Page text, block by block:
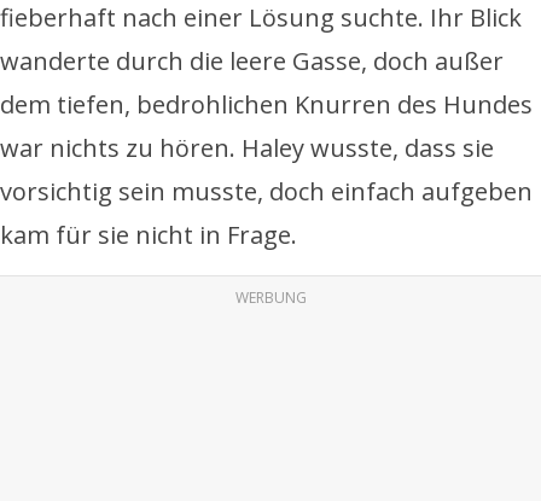
fieberhaft nach einer Lösung suchte. Ihr Blick
wanderte durch die leere Gasse, doch außer
dem tiefen, bedrohlichen Knurren des Hundes
war nichts zu hören. Haley wusste, dass sie
vorsichtig sein musste, doch einfach aufgeben
kam für sie nicht in Frage.
WERBUNG